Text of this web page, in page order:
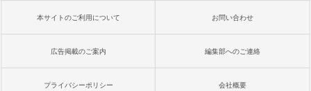
本サイトのご利用について お問い合わせ
広告掲載のご案内 編集部へのご連絡
プライバシーポリシー 会社概要